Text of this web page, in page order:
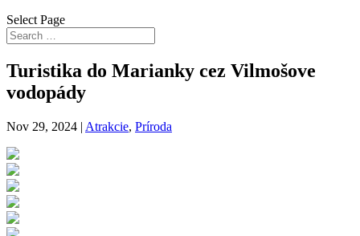
Select Page
Turistika do Marianky cez Vilmošove
vodopády
Nov 29, 2024 | Atrakcie, Príroda